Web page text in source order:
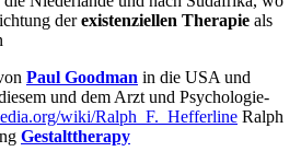
derexistenziellen Therapie als
Paul Goodman in die USA und
und dem Arzt und Psychologie-
wiki/Ralph_F._Hefferline Ralph
Gestalttherapy